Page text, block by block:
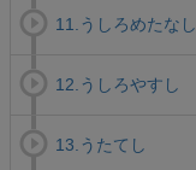
11.うしろめたなし
12.うしろやすし
13.うたてし